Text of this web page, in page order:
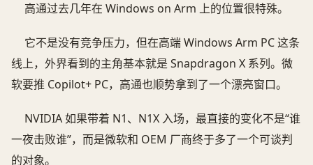
高通过去几年在 Windows on Arm 上的位置很特殊。
它不是没有竞争压力，但在高端 Windows Arm PC 这条
线上，外界看到的主角基本就是 Snapdragon X 系列。微
软要推 Copilot+ PC，高通也顺势拿到了一个漂亮窗口。
NVIDIA 如果带着 N1、N1X 入场，最直接的变化不是“谁
一夜击败谁”，而是微软和 OEM 厂商终于多了一个可谈判
的对象。